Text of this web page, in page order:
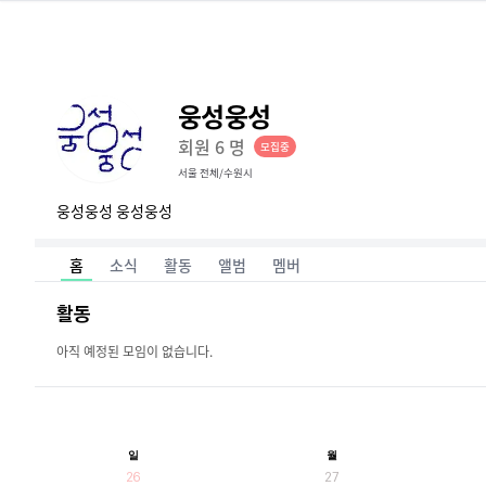
웅성웅성
회원 6 명
모집중
서울 전체/수원시
웅성웅성 웅성웅성
홈 소식 활동 앨범 멤버
활동
아직 예정된 모임이 없습니다.
일 월
26 27